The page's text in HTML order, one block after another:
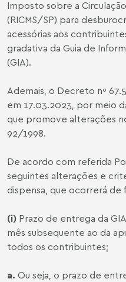
Imposto sobre a
(RICMS/SP) para
acessórias aos
gradativa da Guia de
(GIA).
Ademais, o Decreto nº
em 17.03.2023, por meio
que promove alterações
92/1998.
De acordo com referida
seguintes alterações e
dispensa, que ocorrerá de
(i) Prazo de entrega da
mês subsequente ao da
todos os contribuintes;
a. Ou seja, o prazo de